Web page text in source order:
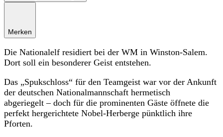
Merken
Die Nationalelf residiert bei der WM in Winston-Salem.
Dort soll ein besonderer Geist entstehen.
Das „Spukschloss“ für den Teamgeist war vor der Ankunft
der deutschen Nationalmannschaft hermetisch
abgeriegelt – doch für die prominenten Gäste öffnete die
perfekt hergerichtete Nobel-Herberge pünktlich ihre
Pforten.